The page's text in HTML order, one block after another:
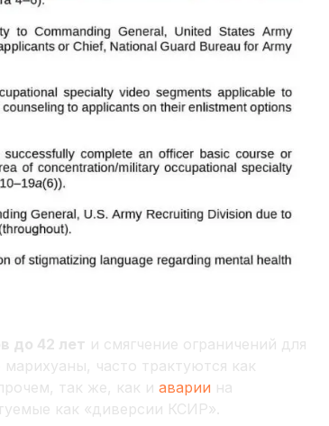
до 42 лет и смягчение ограничений для
часто трактуются как
так же, как и аварии на
как «диверсии КСИР».